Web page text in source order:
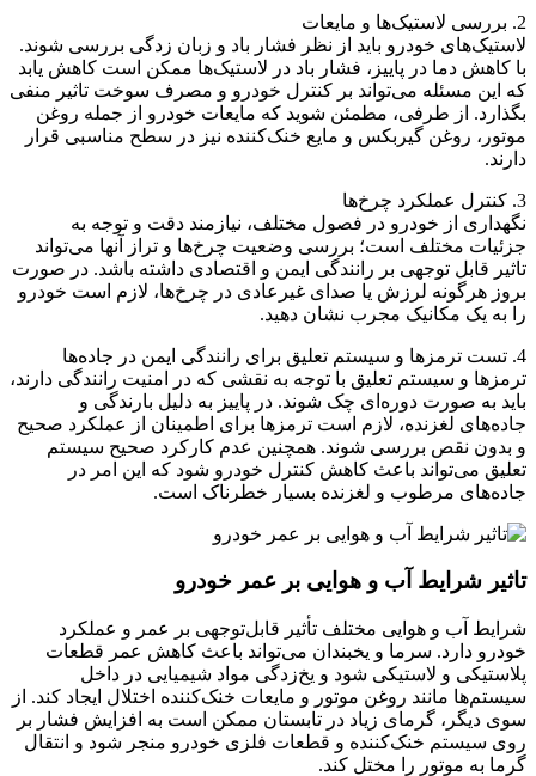
2. بررسی لاستیک‌ها و مایعات
لاستیک‌های خودرو باید از نظر فشار باد و زبان زدگی بررسی شوند.
با کاهش دما در پاییز، فشار باد در لاستیک‌ها ممکن است کاهش یابد
که این مسئله می‌تواند بر کنترل خودرو و مصرف سوخت تاثیر منفی
بگذارد. از طرفی، مطمئن شوید که مایعات خودرو از جمله روغن
موتور، روغن گیربکس و مایع خنک‌کننده نیز در سطح مناسبی قرار
دارند.
3. کنترل عملکرد چرخ‌ها
نگهداری از خودرو در فصول مختلف، نیازمند دقت و توجه به
جزئیات مختلف است؛ بررسی وضعیت چرخ‌ها و تراز آنها می‌تواند
تاثیر قابل توجهی بر رانندگی ایمن و اقتصادی داشته باشد. در صورت
بروز هرگونه لرزش یا صدای غیرعادی در چرخ‌ها، لازم است خودرو
را به یک مکانیک مجرب نشان دهید.
4. تست ترمزها و سیستم تعلیق برای رانندگی ایمن در جاده‌ها
ترمزها و سیستم تعلیق با توجه به نقشی که در امنیت رانندگی دارند،
باید به صورت دوره‌ای چک شوند. در پاییز به دلیل بارندگی و
جاده‌های لغزنده، لازم است ترمزها برای اطمینان از عملکرد صحیح
و بدون نقص بررسی شوند. همچنین عدم کارکرد صحیح سیستم
تعلیق می‌تواند باعث کاهش کنترل خودرو شود که این امر در
جاده‌های مرطوب و لغزنده بسیار خطرناک است.
تاثیر شرایط آب و هوایی بر عمر خودرو
شرایط آب و هوایی مختلف تأثیر قابل‌توجهی بر عمر و عملکرد
خودرو دارد. سرما و یخبندان می‌تواند باعث کاهش عمر قطعات
پلاستیکی و لاستیکی شود و یخ‌زدگی مواد شیمیایی در داخل
سیستم‌ها مانند روغن موتور و مایعات خنک‌کننده اختلال ایجاد کند. از
سوی دیگر، گرمای زیاد در تابستان ممکن است به افزایش فشار بر
روی سیستم خنک‌کننده و قطعات فلزی خودرو منجر شود و انتقال
گرما به موتور را مختل کند.